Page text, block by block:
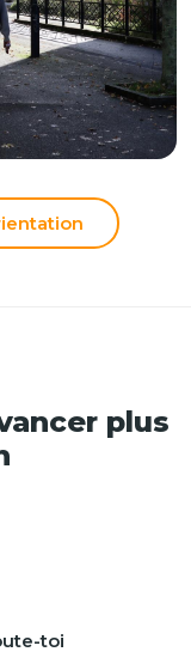
plus
toi